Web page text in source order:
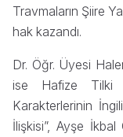
Travmaların Şiire
hak kazandı.
Dr. Öğr. Üyesi
ise Hafize Tilki
Karakterlerinin
İlişkisi”, Ayşe İkbal